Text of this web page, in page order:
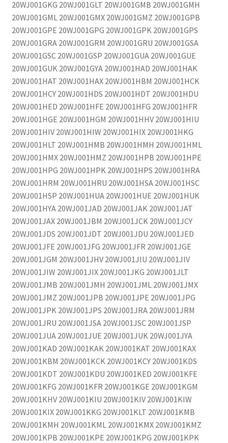
20WJ001GKG 20WJ001GLT 20WJ001GMB 20WJ001GMH
20WJ001GML 20WJ001GMX 20WJ001GMZ 20WJ001GPB
20WJ001GPE 20WJ001GPG 20WJ001GPK 20WJ001GPS
20WJ001GRA 20WJ001GRM 20WJ001GRU 20WJ001GSA
20WJ001GSC 20WJ001GSP 20WJ001GUA 20WJ001GUE
20WJ001GUK 20WJ001GYA 20WJ001HAD 20WJ001HAK
20WJ001HAT 20WJ001HAX 20WJ001HBM 20WJ001HCK
20WJ001HCY 20WJ001HDS 20WJ001HDT 20WJ001HDU
20WJ001HED 20WJ001HFE 20WJ001HFG 20WJ001HFR
20WJ001HGE 20WJ001HGM 20WJ001HHV 20WJ001HIU
20WJ001HIV 20WJ001HIW 20WJ001HIX 20WJ001HKG
20WJ001HLT 20WJ001HMB 20WJ001HMH 20WJ001HML
20WJ001HMX 20WJ001HMZ 20WJ001HPB 20WJ001HPE
20WJ001HPG 20WJ001HPK 20WJ001HPS 20WJ001HRA
20WJ001HRM 20WJ001HRU 20WJ001HSA 20WJ001HSC
20WJ001HSP 20WJ001HUA 20WJ001HUE 20WJ001HUK
20WJ001HYA 20WJ001JAD 20WJ001JAK 20WJ001JAT
20WJ001JAX 20WJ001JBM 20WJ001JCK 20WJ001JCY
20WJ001JDS 20WJ001JDT 20WJ001JDU 20WJ001JED
20WJ001JFE 20WJ001JFG 20WJ001JFR 20WJ001JGE
20WJ001JGM 20WJ001JHV 20WJ001JIU 20WJ001JIV
20WJ001JIW 20WJ001JIX 20WJ001JKG 20WJ001JLT
20WJ001JMB 20WJ001JMH 20WJ001JML 20WJ001JMX
20WJ001JMZ 20WJ001JPB 20WJ001JPE 20WJ001JPG
20WJ001JPK 20WJ001JPS 20WJ001JRA 20WJ001JRM
20WJ001JRU 20WJ001JSA 20WJ001JSC 20WJ001JSP
20WJ001JUA 20WJ001JUE 20WJ001JUK 20WJ001JYA
20WJ001KAD 20WJ001KAK 20WJ001KAT 20WJ001KAX
20WJ001KBM 20WJ001KCK 20WJ001KCY 20WJ001KDS
20WJ001KDT 20WJ001KDU 20WJ001KED 20WJ001KFE
20WJ001KFG 20WJ001KFR 20WJ001KGE 20WJ001KGM
20WJ001KHV 20WJ001KIU 20WJ001KIV 20WJ001KIW
20WJ001KIX 20WJ001KKG 20WJ001KLT 20WJ001KMB
20WJ001KMH 20WJ001KML 20WJ001KMX 20WJ001KMZ
20WJ001KPB 20WJ001KPE 20WJ001KPG 20WJ001KPK